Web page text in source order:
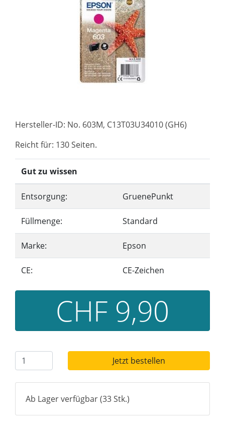
Hersteller-ID: No. 603M, C13T03U34010 (GH6)
Reicht für: 130 Seiten.
Gut zu wissen
Entsorgung: GruenePunkt
Füllmenge: Standard
Marke: Epson
CE: CE-Zeichen
CHF 9,90
Jetzt bestellen
Ab Lager verfügbar (33 Stk.)